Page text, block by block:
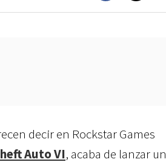
decir en Rockstar Games
Auto VI, acaba de lanzar un